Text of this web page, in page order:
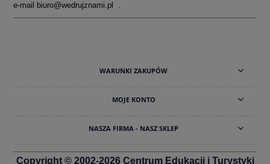
e-mail
biuro@wedrujznami.pl .
WARUNKI ZAKUPÓW
MOJE KONTO
NASZA FIRMA - NASZ SKLEP
Copyright © 2002-2026 Centrum Edukacji i Turystyki